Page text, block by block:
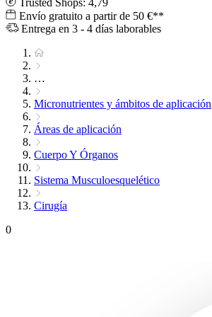
Trusted Shops: 4,79
Envío gratuito a partir de 50 €**
Entrega en 3 - 4 días laborables
…
Micronutrientes y ámbitos de aplicación
Áreas de aplicación
Cuerpo Y Órganos
Sistema Musculoesquelético
Cirugía
0